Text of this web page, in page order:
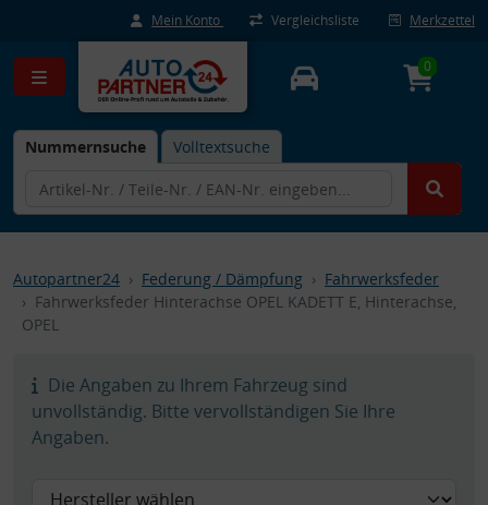
Mein Konto Vergleichsliste Merkzettel
Nummernsuche Volltextsuche
0
Autopartner24 Federung / Dämpfung
Fahrwerksfeder
Fahrwerksfeder Hinterachse OPEL KADETT E, Hinterachse,
OPEL
Die Angaben zu Ihrem Fahrzeug sind
unvollständig. Bitte vervollständigen Sie Ihre
Angaben.